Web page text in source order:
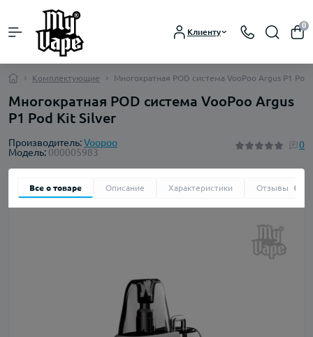
Клиенту
0
Комплектующие Многократная POD система VooPoo Argus P1 Pod
Многократная POD система VooPoo Argus
P1 Pod Kit Silver
Производитель:Voopoo
Модель: 000005983
0
Все о товаре Описание Характеристики Отзывы